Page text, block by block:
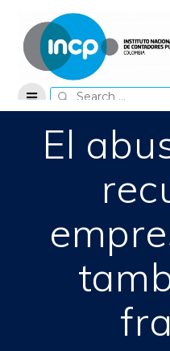
Search
for:
El